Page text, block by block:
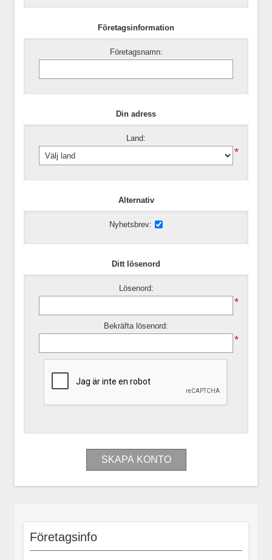
Företagsinformation
Företagsnamn:
Din adress
Land:
*
Alternativ
Nyhetsbrev:
Ditt lösenord
Lösenord:
*
Bekräfta lösenord:
*
Företagsinfo